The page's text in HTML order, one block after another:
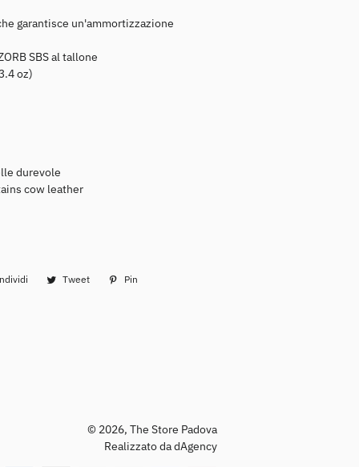
garantisce un'ammortizzazione
SBS al tallone
oz)
durevole
cow leather
CondividiTweet
Twitta Pin
© 2026, The Store Padova
Realizzato da dAgency